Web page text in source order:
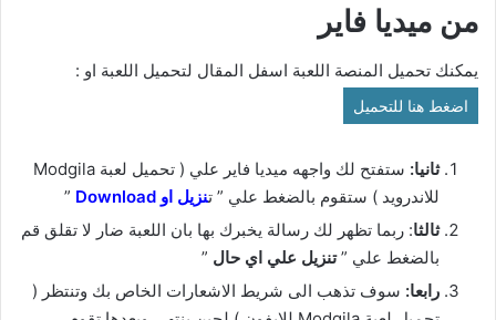
من ميديا فاير
يمكنك تحميل المنصة اللعبة اسفل المقال لتحميل اللعبة او :
اضغط هنا للتحميل
ثانيا:
ستفتح لك واجهه ميديا فاير علي ( تحميل لعبة Modgila
للاندرويد ) ستقوم بالضغط علي ” تنزيل او Download
”
ثالثا: ربما تظهر لك رسالة يخبرك بها بان اللعبة ضار لا تقلق قم
بالضغط علي ”تنزيل علي اي حال ”
رابعا: سوف تذهب الى شريط الاشعارات الخاص بك وتنتظر (